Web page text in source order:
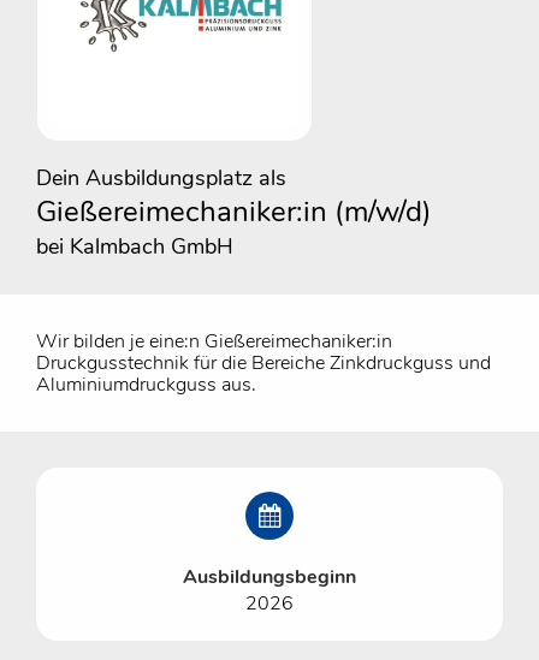
Dein Ausbildungsplatz als
Gießereimechaniker:in (m/w/d)
bei Kalmbach GmbH
Wir bilden je eine:n Gießereimechaniker:in
Druckgusstechnik für die Bereiche Zinkdruckguss und
Aluminiumdruckguss aus.
Ausbildungsbeginn
2026